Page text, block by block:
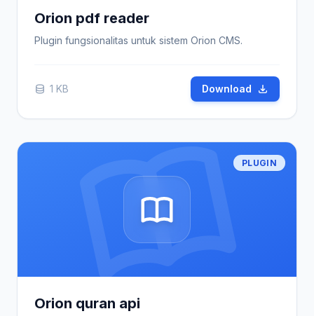
Orion pdf reader
Plugin fungsionalitas untuk sistem Orion CMS.
1 KB Download
PLUGIN
Orion quran api